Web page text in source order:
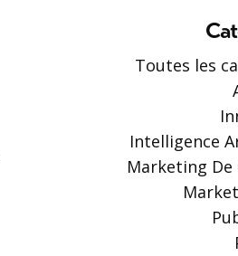
Toutes les
Intelligence
Marketing De